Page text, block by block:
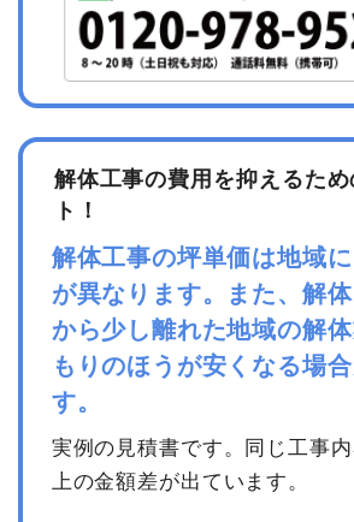
解体工事の費用を抑えるた
ト！
解体工事の坪単価は地域
が異なります。また、解
から少し離れた地域の解
もりのほうが安くなる場
す。
実例の見積書です。同じ工事
上の金額差が出ています。